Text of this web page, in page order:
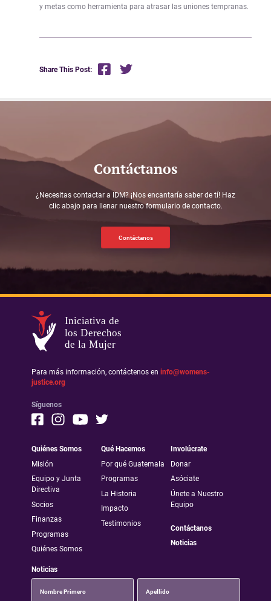
y metas como herramienta para atrasar las uniones tempranas.
Share This Post:
Contáctanos
¿Necesitas contactar a IDM? ¡Nos encantaría saber de tí! Haz
clic abajo para llenar nuestro formulario de contacto.
Contáctanos
Iniciativa de
los Derechos
de la Mujer
Para más información, contáctenos en info@womens-
justice.org
Síguenos
Quiénes Somos
Misión
Equipo y Junta
Directiva
Socios
Finanzas
Programas
Quiénes Somos
Qué Hacemos
Por qué Guatemala
Programas
La Historia
Impacto
Testimonios
Involúcrate
Donar
Asóciate
Únete a Nuestro
Equipo
Contáctanos
Noticias
Noticias